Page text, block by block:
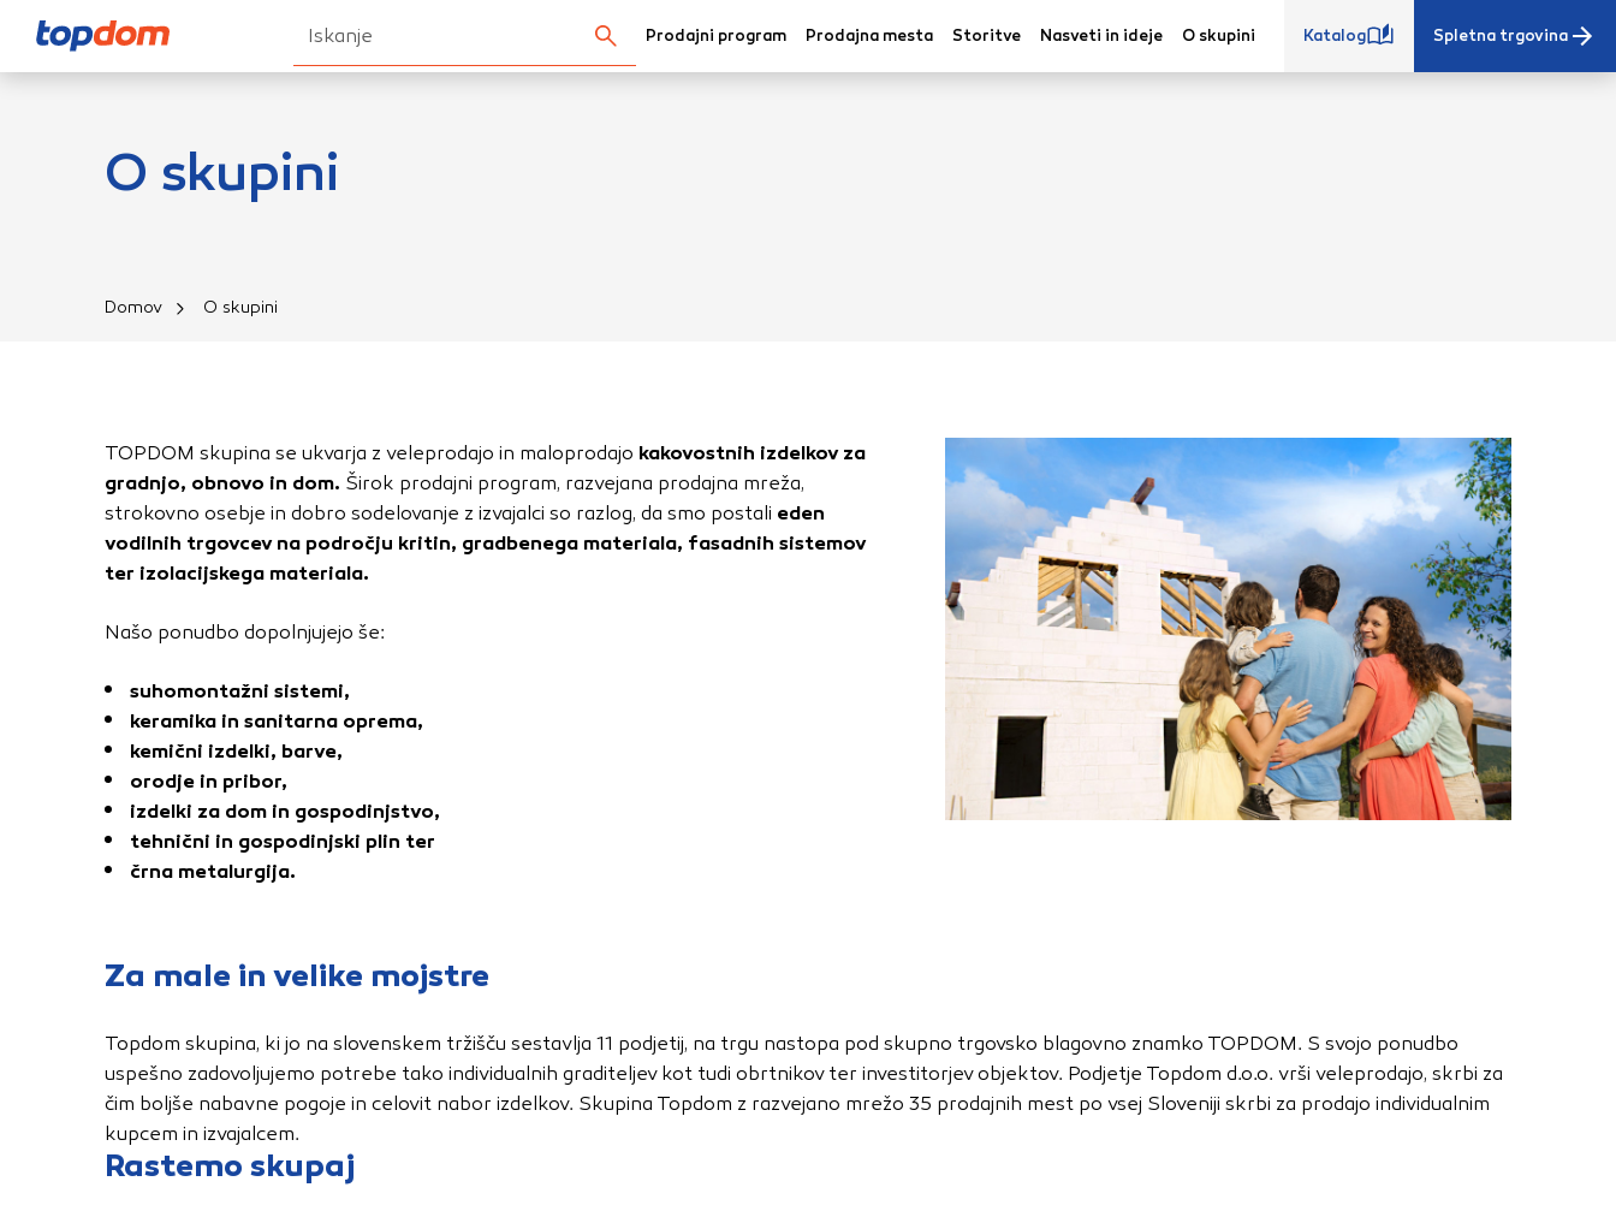
Išči...Prodajni program Prodajna mesta Storitve Nasveti in ideje O skupini Katalog Spletna trgovina
O skupini
Domov O skupini
TOPDOM skupina se ukvarja z veleprodajo in maloprodajo kakovostnih izdelkov za
gradnjo, obnovo in dom. Širok prodajni program, razvejana prodajna mreža,
strokovno osebje in dobro sodelovanje z izvajalci so razlog, da smo postali eden
vodilnih trgovcev na področju kritin, gradbenega materiala, fasadnih sistemov
ter izolacijskega materiala.
Našo ponudbo dopolnjujejo še:
suhomontažni sistemi,
keramika in sanitarna oprema,
kemični izdelki, barve,
orodje in pribor,
izdelki za dom in gospodinjstvo,
tehnični in gospodinjski plin ter
črna metalurgija.
Za male in velike mojstre
Topdom skupina, ki jo na slovenskem tržišču sestavlja 11 podjetij, na trgu nastopa pod skupno trgovsko blagovno znamko TOPDOM. S svojo ponudbo
uspešno zadovoljujemo potrebe tako individualnih graditeljev kot tudi obrtnikov ter investitorjev objektov. Podjetje Topdom d.o.o. vrši veleprodajo, skrbi za
čim boljše nabavne pogoje in celovit nabor izdelkov. Skupina Topdom z razvejano mrežo 35 prodajnih mest po vsej Sloveniji skrbi za prodajo individualnim
kupcem in izvajalcem.
Rastemo skupaj
različna imena kategorij, da si ogledate več informacij in spremenite privzete nastavitve. Blokiranje
določenih vrst piškotkov vpliva na vašo uporabo tega spletnega mesta in naše storitve.Več
informacij
Obvezni piškotki
Ti piškotki so nujni za delovanje spletnega mesta, zato jih v naših sistemih ni mogoče izklopiti.
Običajno so nastavljeni samo kot odziv na vaša dejanja, ki vodijo do storitvenih zahtev, na primer
nastavitev zasebnosti, prijava ali izpolnjevanje obrazcev. Na voljo imate nastavitev, da brskalnik
blokira te piškotke ali vas opozori na njih. V tem primeru nekateri deli spletnega mesta ne bodo
delovali.
Vedno aktivni
S temi piškotki štejemo obiske in izvor prometa, da lahko merimo in izboljšamo učinkovitost
delovanja našega spletnega mesta. Z njimi prepoznamo, katera mesta so najbolj in najmanj
Piškotki za ciljno usmerjenost
Te piškotke nastavijo naši oglaševalski partnerji. Partnerska oglaševalska podjetja jih lahko
uporabljajo za izdelavo profila vaših interesov, ki ga nato uporabijo za prikazovanje ustreznih oglasov
na drugih spletnih mestih. Pri delu uporabljajo edinstveno prepoznavanje vašega brskalnika in
oglaševanja.